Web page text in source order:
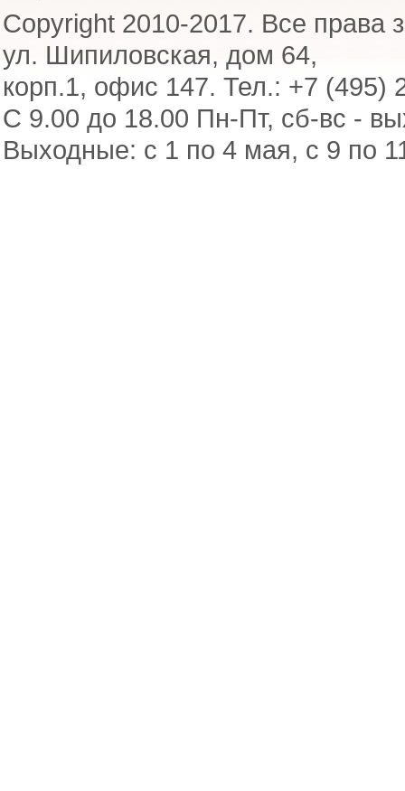
Copyright 2010-2017. Все права
ул. Шипиловская, дом 64,
корп.1, офис 147. Тел.: +7 (495)
С 9.00 до 18.00 Пн-Пт, сб-вс -
Выходные: с 1 по 4 мая, с 9 по